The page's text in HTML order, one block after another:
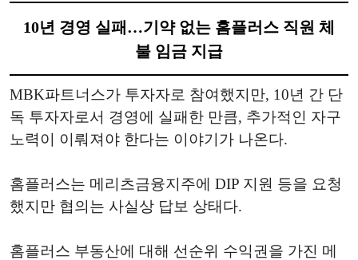
10년 경영 실패…기약 없는 홈플러스 직원 체
불 임금 지급
MBK파트너스가 투자자로 참여했지만, 10년 간 단
독 투자자로서 경영에 실패한 만큼, 추가적인 자구
노력이 이뤄져야 한다는 이야기가 나온다.
홈플러스는 메리츠금융지주에 DIP 지원 등을 요청
했지만 협의는 사실상 답보 상태다.
홈플러스 부동산에 대해 선순위 수익권을 가진 메